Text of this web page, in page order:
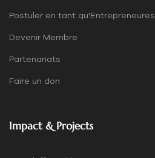
Postuler en tant qu'Entrepreneures
Devenir Membre
Partenariats
Faire un don
Impact & Projects